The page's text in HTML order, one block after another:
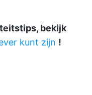
bekijk
kunt zijn !